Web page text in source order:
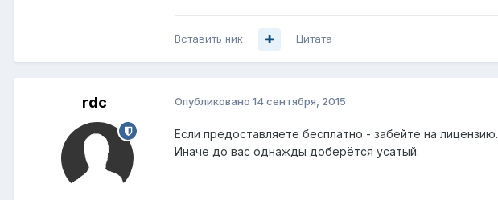
Вставить ник Цитата
rdc Опубликовано 14 сентября, 2015
Если предоставляете бесплатно - забейте на лицензию.
Иначе до вас однажды доберётся усатый.